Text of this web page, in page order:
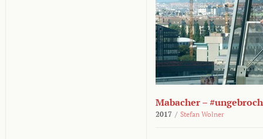
Mabacher –
2017 / Stefan Wolner